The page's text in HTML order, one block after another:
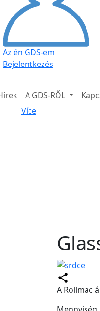
Az én GDS-em
Bejelentkezés
A GDS-RŐL
Více
A Rollmac